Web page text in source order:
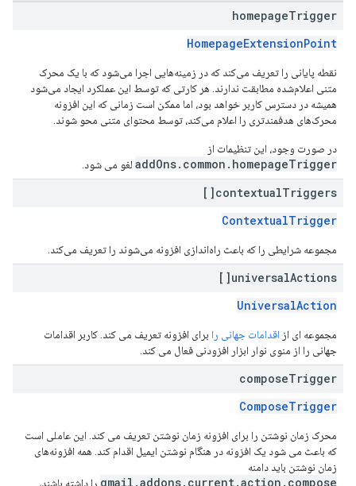
homepageTrigger
HomepageExtensionPoint
نقطه پایانی را تعریف می‌کند که در زمینه‌هایی اجرا می‌شود که با یک محرک
متنی اعلام‌شده مطابقت ندارند. هر کارتی که توسط این عملکرد ایجاد می‌شود
همیشه در دسترس کاربر خواهد بود، اما ممکن است زمانی که این افزونه
محرک‌های هدفمندتری را اعلام می‌کند، توسط محتوای متنی محو شوند.
در صورت وجود، این تنظیمات از
addOns.common.homepageTrigger لغو می شود.
contextualTriggers[]
ContextualTrigger
مجموعه شرایطی را که باعث راه‌اندازی افزونه می‌شوند را تعریف می‌کند.
universalActions[]
UniversalAction
مجموعه ای از اقدامات جهانی را برای افزونه تعریف می کند. کاربر اقدامات
جهانی را از منوی نوار ابزار افزودنی فعال می کند.
composeTrigger
ComposeTrigger
محرک زمان نوشتن را برای افزونه زمان نوشتن تعریف می کند. این عاملی است
که باعث می شود یک افزونه در هنگام نوشتن ایمیل اقدام کند. همه افزونه‌های
زمان نوشتن باید دامنه
gmail.addons.current.action.compose را داشته باشند،